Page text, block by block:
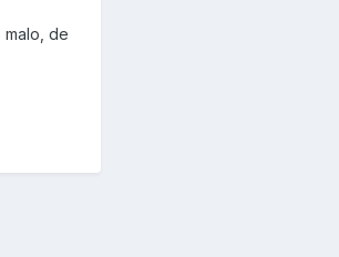
malo, de